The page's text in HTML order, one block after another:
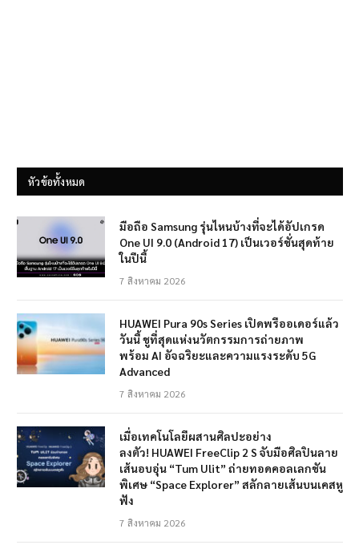
หัวข้อทั้งหมด
มือถือ Samsung รุ่นไหนบ้างที่จะได้อัปเกรด
One UI 9.0 (Android 17) เป็นเวอร์ชั่นสุดท้าย
ในปีนี้
7 สิงหาคม 2026
HUAWEI Pura 90s Series เปิดพรีออเดอร์แล้ว
วันนี้ ชูที่สุดแห่งนวัตกรรมการถ่ายภาพ
พร้อม AI อัจฉริยะและความแรงระดับ 5G
Advanced
7 สิงหาคม 2026
เมื่อเทคโนโลยีผสานศิลปะอย่าง
ลงตัว! HUAWEI FreeClip 2 S จับมือศิลปินลาย
เส้นอบอุ่น “Tum Ulit” ถ่ายทอดคอลเลกชัน
พิเศษ “Space Explorer” สลักลายเส้นบนเคสหู
ฟัง
7 สิงหาคม 2026